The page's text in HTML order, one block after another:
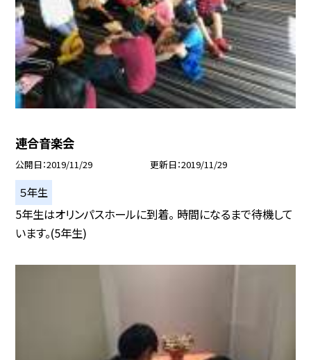
連合音楽会
公開日 2019/11/29 更新日 2019/11/29
５年生
5年生はオリンパスホールに到着。 時間になるまで待機して
います。(5年生)